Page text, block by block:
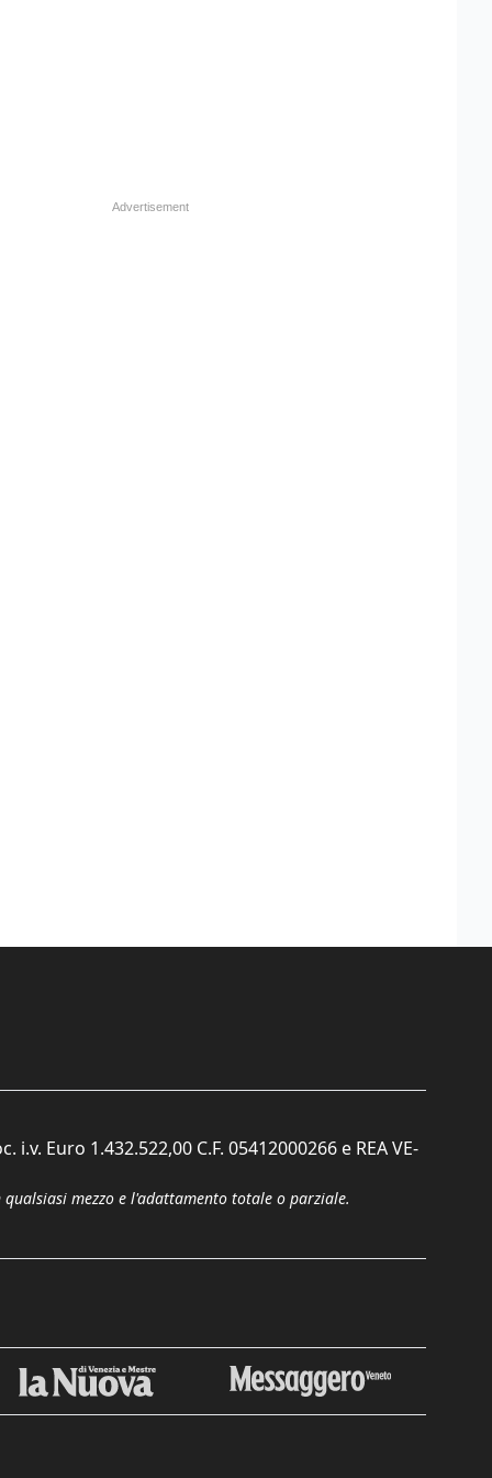
Euro 1.432.522,00 C.F. 05412000266 e REA VE-
mezzo e l'adattamento totale o parziale.